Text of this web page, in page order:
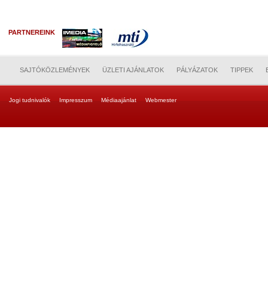
PARTNEREINK
SAJTÓKÖZLEMÉNYEK ÜZLETI AJÁNLATOK PÁLYÁZATOK TIPPEK
Jogi tudnivalók Impresszum Médiaajánlat Webmester